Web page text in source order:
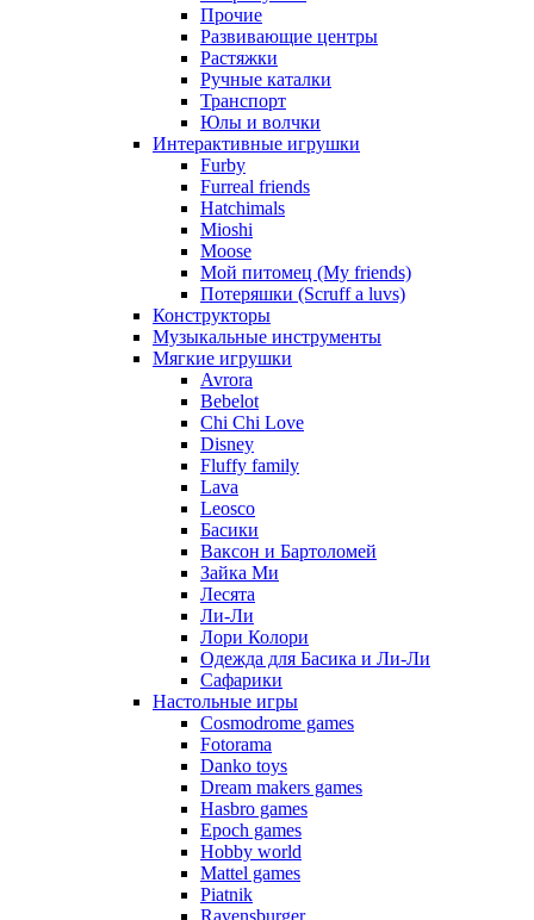
Прочие
Развивающие центры
Растяжки
Ручные каталки
Транспорт
Юлы и волчки
Интерактивные игрушки
Furby
Furreal friends
Hatchimals
Mioshi
Moose
Мой питомец (My friends)
Потеряшки (Scruff a luvs)
Конструкторы
Музыкальные инструменты
Мягкие игрушки
Avrora
Bebelot
Chi Chi Love
Disney
Fluffy family
Lava
Leosco
Басики
Ваксон и Бартоломей
Зайка Ми
Лесята
Ли-Ли
Лори Колори
Одежда для Басика и Ли-Ли
Сафарики
Настольные игры
Cosmodrome games
Fotorama
Danko toys
Dream makers games
Hasbro games
Epoch games
Hobby world
Mattel games
Piatnik
Ravensburger